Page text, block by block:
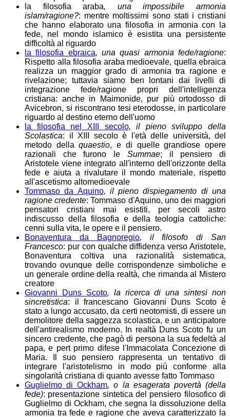
la filosofia araba, una impossibile armonia
islam/ragione?: mentre moltissimi sono stati i cristiani
che hanno elaborato una filosofia in armonia con la
fede, nel mondo islamico è esistita una persistente
difficoltà al riguardo
la filosofia ebraica, una quasi armonia fede/ragione:
Rispetto alla filosofia araba medioevale, quella ebraica
realizza un maggior grado di armonia tra ragione e
rivelazione; tuttavia siamo ben lontani dai livelli di
integrazione fede/ragione propri dell'intelligenza
cristiana: anche in Maimonide, pur più ortodosso di
Avicebron, si riscontrano tesi eterodosse, in particolare
riguardo al destino eterno dell'uomo
la filosofia nel XIII secolo, il pieno sviluppo della
Scolastica: il XIII secolo è l'età delle università, del
metodo dellaquaestio, e di quelle grandiose opere
razionali che furono le Summae; il pensiero di
Aristotele viene integrato all'interno dell'orizzonte della
fede e aiuta a rivalutare il mondo materiale, rispetto
all'ascetismo altomedioevale
Tommaso da Aquino, il pieno dispiegamento di una
ragione credente: Tommaso d'Aquino, uno dei maggiori
pensatori cristiani mai esistiti, per secoli astro
indiscusso della filosofia e della teologia cattoliche:
cenni sulla vita, le opere e il pensiero.
Bonaventura da Bagnoregio, il filosofo di San
Francesco: pur con qualche diffidenza verso Aristotele,
Bonaventura coltiva una razionalità sistematica,
trovando ovunque delle corrispondenze simboliche e
un generale ordine della realtà, che rimanda al Mistero
creatore
Giovanni Duns Scoto, la ricerca di una sintesi non
sincretistica: il francescano Giovanni Duns Scoto è
stato a lungo accusato, da certi neotomisti, di essere un
demolitore della saggezza scolastica, e un anticipatore
dell'antirealismo moderno. In realtà Duns Scoto fu un
sincero credente, che pagò di persona la sua fedeltà al
papa, e pert primo difese l'Immacolata Concezione di
Maria. Il suo pensiero rappresenta un tentativo di
integrare l'aristotelismo in modo più conforme alla
singolarità cristiana di quanto avesse fatto Tommaso
Guglielmo di Ockham, o la esagerata povertà (della
fede): presentazione sintetica del pensiero filosofico di
Guglielmo di Ockham, che segna la dissoluzione della
armonia tra fede e ragione che aveva caratterizzato la